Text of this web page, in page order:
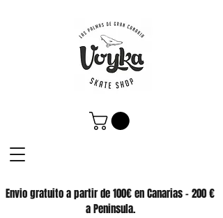
Envio gratuito a partir de 100€ en Canarias - 200 €
a Peninsula.